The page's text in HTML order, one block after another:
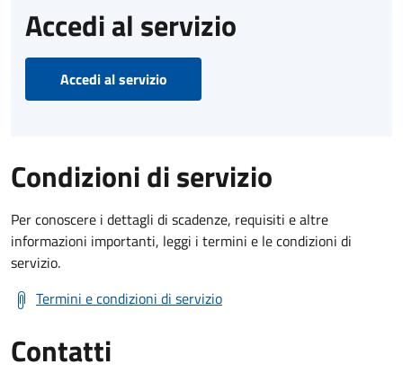
Accedi al servizio
Accedi al servizio
Condizioni di servizio
Per conoscere i dettagli di scadenze, requisiti e altre
informazioni importanti, leggi i termini e le condizioni di
servizio.
Termini e condizioni di servizio
Contatti